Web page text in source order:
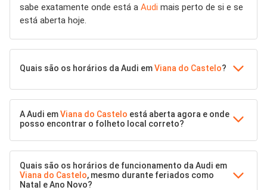
sabe exatamente onde está a Audi mais perto de si e se
está aberta hoje.
Quais são os horários da Audi emViana do Castelo?
A Audi emViana do Castelo está aberta agora e onde
posso encontrar o folheto local correto?
Quais são os horários de funcionamento da Audi em
Viana do Castelo, mesmo durante feriados como
Natal e Ano Novo?